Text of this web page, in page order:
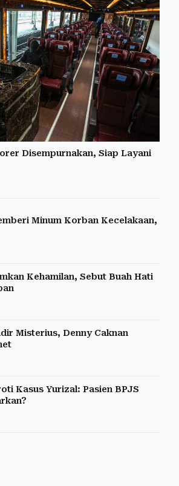
Disempurnakan, Siap Layani
Minum Korban Kecelakaan,
Kehamilan, Sebut Buah Hati
Misterius, Denny Caknan
Kasus Yurizal: Pasien BPJS